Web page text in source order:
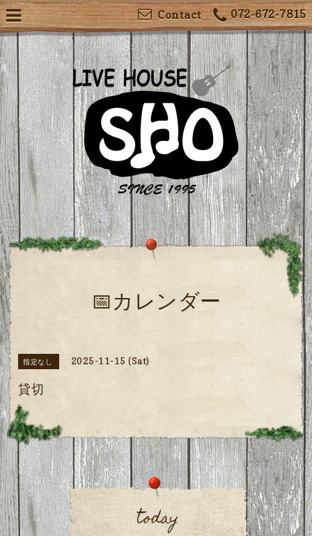
072-672-7815
Contact
📅カレンダー
指定なし 2025-11-15 (Sat)
貸切
today